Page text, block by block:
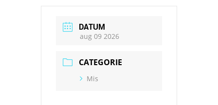
DATUM
aug 09 2026
CATEGORIE
Mis